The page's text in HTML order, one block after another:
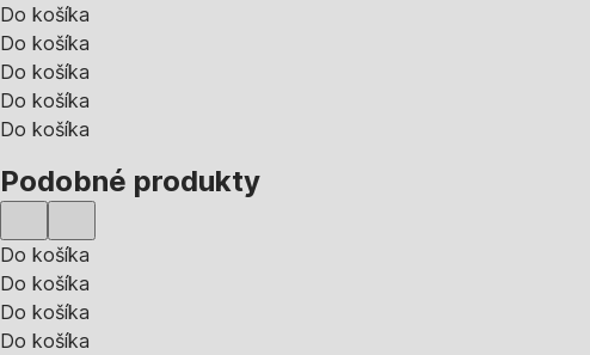
Do košíka
Do košíka
Do košíka
Do košíka
Do košíka
Podobné produkty
Do košíka
Do košíka
Do košíka
Do košíka